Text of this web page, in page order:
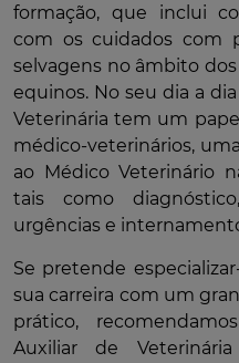
formação, que inclui
com os cuidados com
selvagens no âmbito
equinos. No seu dia a
Veterinária tem um
médico-veterinários,
ao Médico Veterinário
tais como
urgências e
Se pretende
sua carreira com um
prático,
Auxiliar de